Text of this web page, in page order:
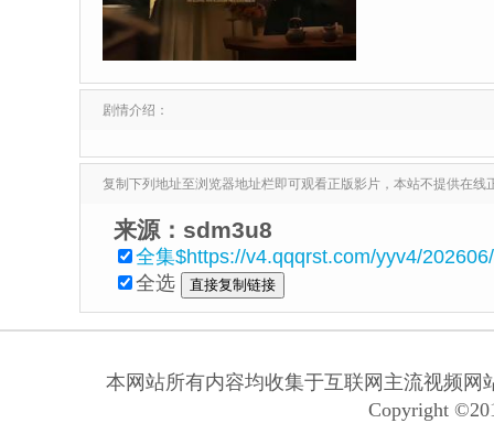
剧情介绍：
复制下列地址至浏览器地址栏即可观看正版影片，本站不提供在线
来源：sdm3u8
全集$https://v4.qqqrst.com/yyv4/
全选
本网站所有内容均收集于互联网主流视频
Copyright